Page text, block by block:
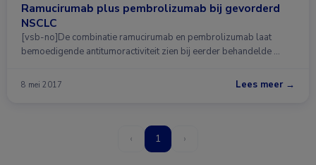
Ramucirumab plus pembrolizumab bij gevorderd
NSCLC
[vsb-no]De combinatie ramucirumab en pembrolizumab laat
bemoedigende antitumoractiviteit zien bij eerder behandelde …
8 mei 2017 Lees meer →
‹ 1 ›